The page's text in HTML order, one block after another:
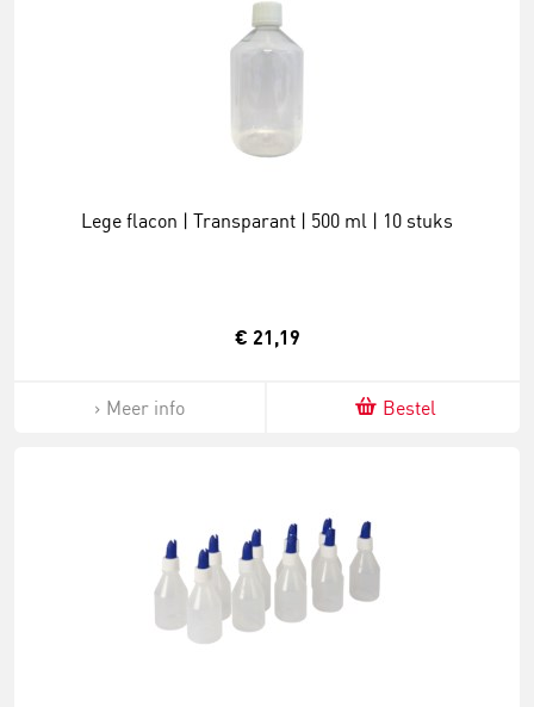
Lege flacon | Transparant | 500 ml | 10 stuks
€ 21,19
Meer info Bestel